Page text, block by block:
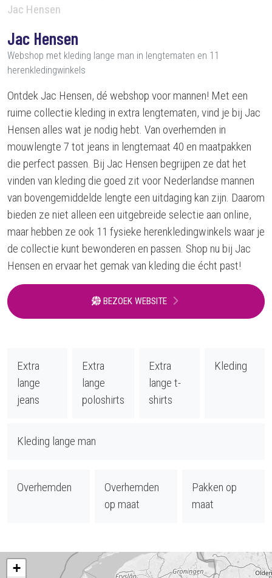
Jac Hensen
Jac Hensen
Webshop met kleding lange man in lengtematen en 11
herenkledingwinkels
Ontdek Jac Hensen, dé webshop voor mannen! Met een
ruime collectie kleding in extra lengtematen, vind je bij Jac
Hensen alles wat je nodig hebt. Van overhemden in
mouwlengte 7 tot jeans in lengtemaat 40 en maatpakken
die perfect passen. Bij Jac Hensen begrijpen ze dat het
vinden van kleding die goed zit voor Nederlandse mannen
van bovengemiddelde lengte een uitdaging kan zijn. Daarom
bieden ze niet alleen een uitgebreide selectie aan online,
maar hebben ze ook 11 fysieke herenkledingwinkels waar je
de collectie kunt bewonderen en passen. Shop nu bij Jac
Hensen en ervaar het gemak van kleding die écht past!
BEZOEK WEBSITE
Extra
lange
jeans
Extra
lange
poloshirts
Extra
lange t-
shirts
Kleding
Kleding lange man
Overhemden
Overhemden
op maat
Pakken op
maat
+